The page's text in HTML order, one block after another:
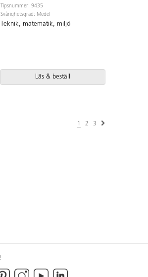
Tipsnummer: 9435
Svårighetsgrad: Medel
Teknik, matematik, miljö
Läs & beställ
1 2 3